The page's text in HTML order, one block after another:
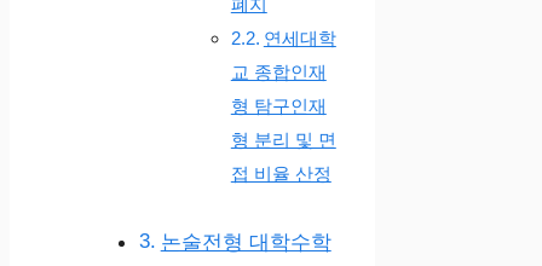
폐지
연세대학
교 종합인재
형 탐구인재
형 분리 및 면
접 비율 산정
논술전형 대학수학